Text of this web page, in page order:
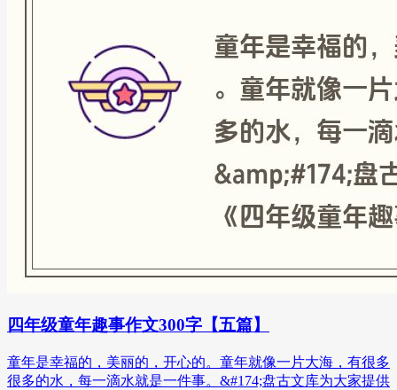
四年级童年趣事作文300字【五篇】
童年是幸福的，美丽的，开心的。童年就像一片大海，有很多
很多的水，每一滴水就是一件事。&#174;盘古文库为大家提供